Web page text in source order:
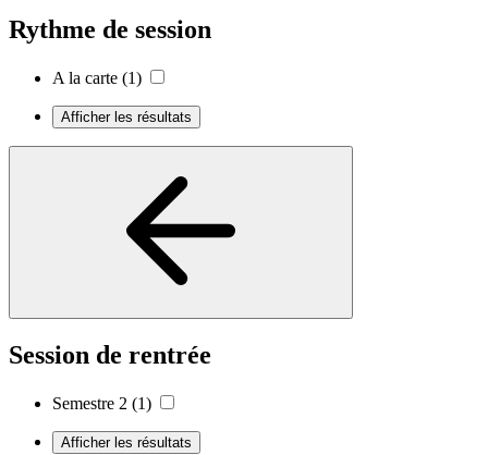
Rythme de session
A la carte (1)
Afficher les résultats
Session de rentrée
Semestre 2 (1)
Afficher les résultats